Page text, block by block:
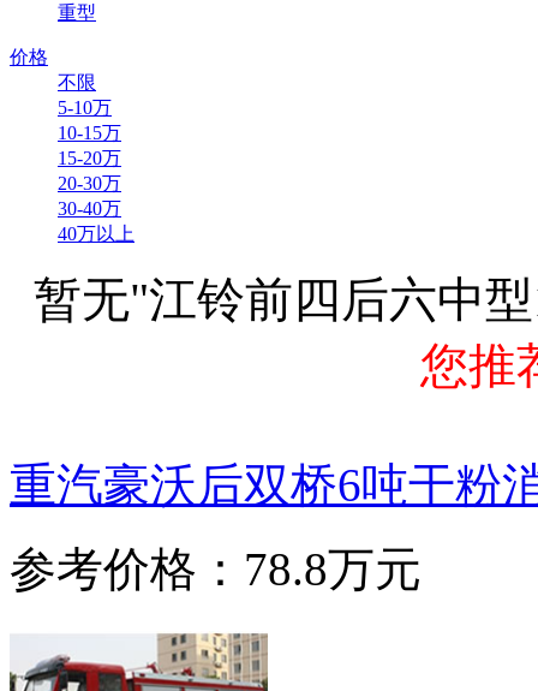
重型
价格
不限
5-10万
10-15万
15-20万
20-30万
30-40万
40万以上
暂无"江铃前四后六中
您推
重汽豪沃后双桥6吨干粉
参考价格：78.8万元